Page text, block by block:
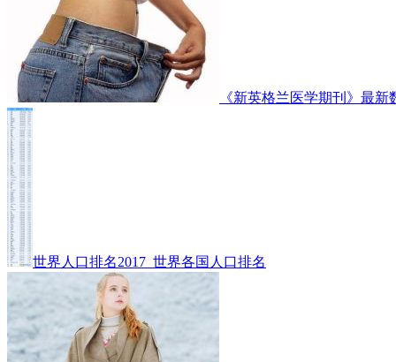
《新英格兰医学期刊》最
世界人口排名2017_世界各国人口排名